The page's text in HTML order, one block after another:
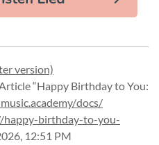
version)
“Happy Birthday to You:
academy/docs/
happy-birthday-to-you-
12:51 PM